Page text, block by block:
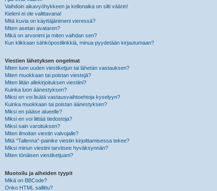
Vaihdoin aikavyöhykkeen ja kellonaika on silti väärin!
Kieleni ei ole valittavana!
Mitä kuvia on käyttäjänimeni vieressä?
Miten asetan avataren?
Mikä on arvonimi ja miten vaihdan sen?
Kun klikkaan sähköpostilinkkiä, minua pyydetään kirjautumaan?
Viestien lähetyksen ongelmat
Miten luon uuden viestiketjun tai lähetän vastauksen?
Miten muokkaan tai poistan viestejä?
Miten liitän allekirjoituksen viestiini?
Kuinka luon äänestyksen?
Miksi en voi lisätä vastausvaihtoehtoja kyselyyn?
Kuinka muokkaan tai poistan äänestyksen?
Miksi en pääse alueelle?
Miksi en voi liittää tiedostoja?
Miksi sain varoituksen?
Miten ilmoitan viestin valvojalle?
Mitä “Tallenna”-painike viestin kirjoittamisessa tekee?
Miksi minun viestini tarvitsee hyväksynnän?
Miten tönäisen viestiketjuani?
Muotoilu ja aiheiden tyypit
Mikä on BBCode?
Onko HTML sallittu?